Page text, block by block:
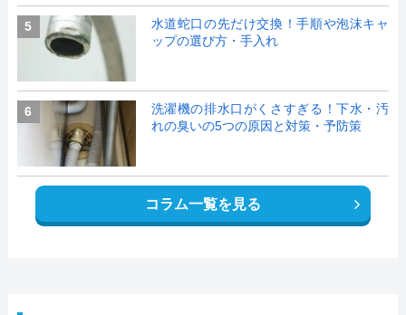
5
水道蛇口の先だけ交換！手順や泡沫キャ
ップの選び方・手入れ
6
洗濯機の排水口がくさすぎる！下水・汚
れの臭いの5つの原因と対策・予防策
コラム一覧を見る